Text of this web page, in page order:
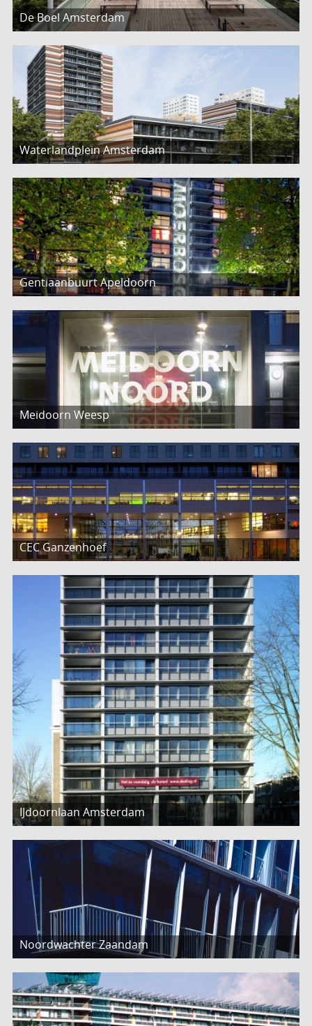
De Boel Amsterdam
Waterlandplein Amsterdam
Gentiaanbuurt Apeldoorn
Meidoorn Weesp
CEC Ganzenhoef
IJdoornlaan Amsterdam
Noordwachter Zaandam